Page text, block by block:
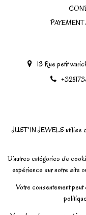
13 Rue petit
JUST'IN JEWELS utilise
D’autres catégories de
expérience sur notre site
Votre consentement